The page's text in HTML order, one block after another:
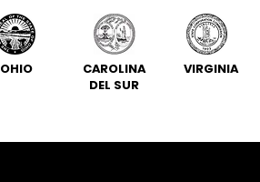
OHIO
CAROLINA
DEL SUR
VIRGINIA